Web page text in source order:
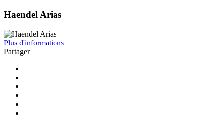
Haendel Arias
Plus d'informations
Partager